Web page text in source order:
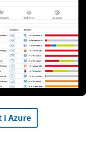
i Azure